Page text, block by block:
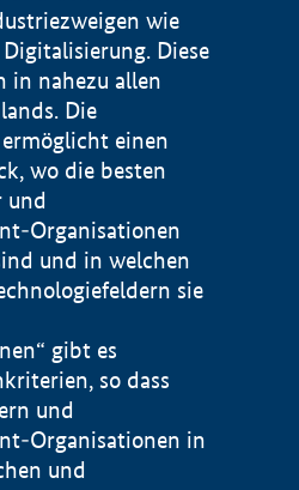
wie
Diese
in nahezu allen
Die
einen
wo die besten
und
Organisationen
und in welchen
sie
gibt es
so dass
und
Organisationen in
und